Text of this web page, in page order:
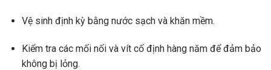
Vệ sinh định kỳ bằng nước sạch và khăn mềm.
Kiểm tra các mối nối và vít cố định hàng năm để đảm bảo
không bị lỏng.